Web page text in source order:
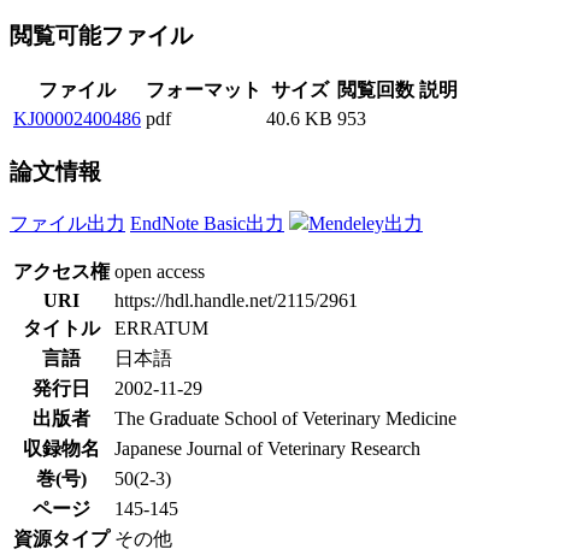
閲覧可能ファイル
ファイル フォーマット サイズ 閲覧回数 説明
KJ00002400486 pdf 40.6 KB 953
論文情報
ファイル出力 EndNote Basic出力 Mendeley出力
アクセス権 open access
URI
https://hdl.handle.net/2115/2961
タイトル
ERRATUM
言語
日本語
発行日
2002-11-29
出版者
The Graduate School of Veterinary Medicine
収録物名
Japanese Journal of Veterinary Research
巻(号)
50(2-3)
ページ
145-145
資源タイプ その他